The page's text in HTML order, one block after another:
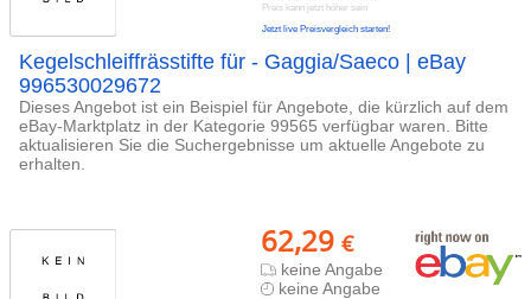
Preis kann jetzt höher sein
Jetzt live Preisvergleich starten!
Kegelschleiffrässtifte für - Gaggia/Saeco | eBay
996530029672
Dieses Angebot ist ein Beispiel für Angebote, die kürzlich auf dem
eBay-Marktplatz in der Kategorie 99565 verfügbar waren. Bitte
aktualisieren Sie die Suchergebnisse um aktuelle Angebote zu
erhalten.
62,29 €
keine Angabe
keine Angabe